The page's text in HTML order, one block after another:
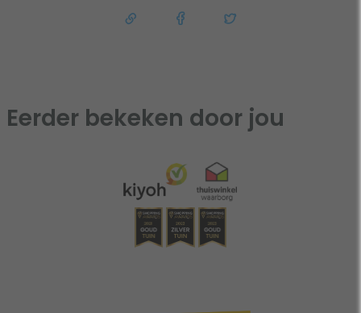
Eerder bekeken door jou